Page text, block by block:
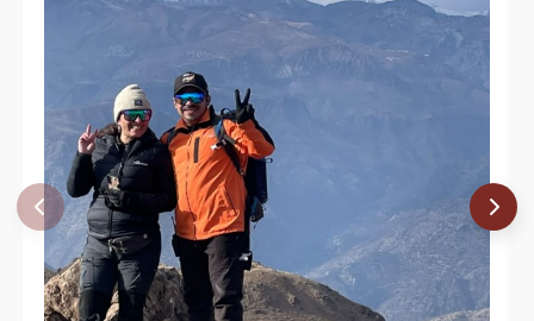
06/07/24 Miguel Hasbun
03/07/24 René Pérez Hernández
11/05/24 David Valdés
05/05/24 Hernán Felipe Núñez Cristi
31/03/24 Hernán Felipe Núñez Cristi
13/03/24
Juan Sebastián Gutiérrez Burgos
Ignacio Sanhueza
20/01/24
Carlos Guerrero